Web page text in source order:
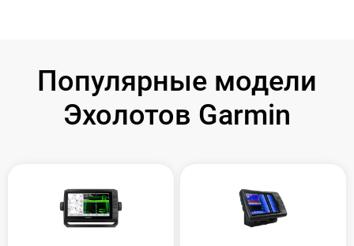
Популярные модели
Эхолотов Garmin